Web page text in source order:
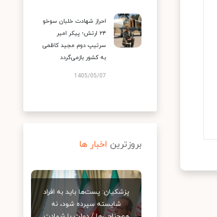
احراز شهادت خلبان سوخو
۲۴ ارتش؛ پیکر امیر
سرتیپ دوم مجید کاظمی
به کشور بازمی‌گردد
1405/05/07
بروزترین اخبار ها
پزشکیان: پست‌ها باید به افراد
شایسته سپرده شود، نه